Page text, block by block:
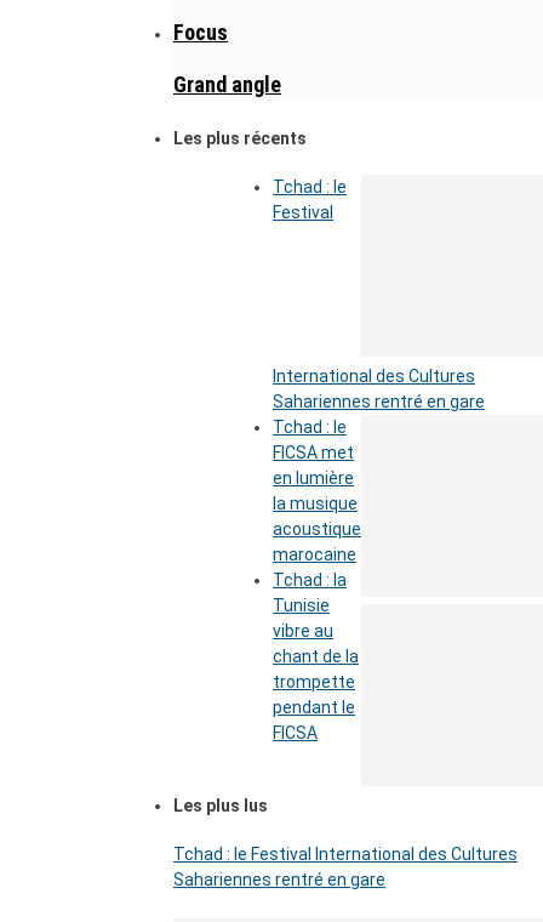
Focus
Grand angle
Les plus récents
Tchad : le
Festival
International des Cultures
Sahariennes rentré en gare
Tchad : le
FICSA met
en lumière
la musique
acoustique
marocaine
Tchad : la
Tunisie
vibre au
chant de la
trompette
pendant le
FICSA
Les plus lus
Tchad : le Festival International des Cultures
Sahariennes rentré en gare